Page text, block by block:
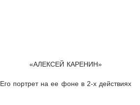
«АЛЕКСЕЙ КАРЕНИН»
Его портрет на ее фоне в 2-х действиях